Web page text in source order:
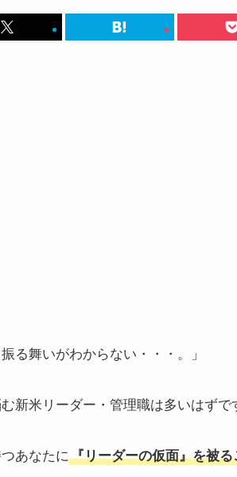
る舞いがわからない・・・。」
新米リーダー・管理職は多いはずで
あなたに『リーダーの仮面』を被